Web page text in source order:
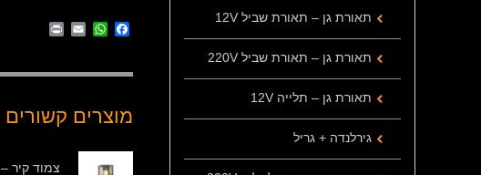
Facebook
WhatsApp
Email
מוצרים קשורים
צמוד קיר – 525460
תאורת גן – תאורת שביל 12V
תאורת גן – תאורת שביל 220V
תאורת גן – תלייה 12V
גירלנדה + גריל